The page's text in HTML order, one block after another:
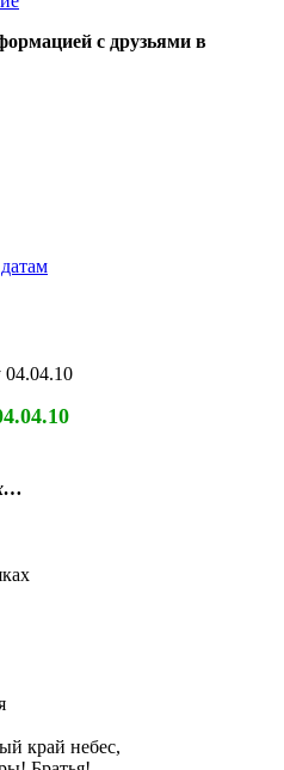
с друзьями в
04.04.10
край небес,